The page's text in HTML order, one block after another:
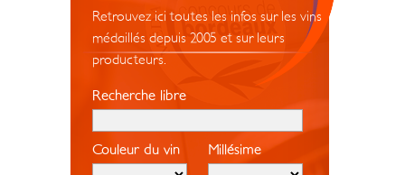
Retrouvez ici toutes les infos sur les vins
médaillés depuis 2005 et sur leurs
producteurs.
Recherche libre
Couleur du vin Millésime